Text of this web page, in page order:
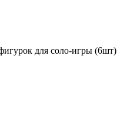
для соло-игры (6шт)